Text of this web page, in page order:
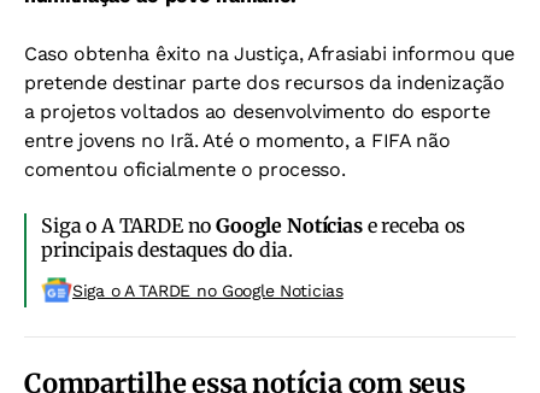
Caso obtenha êxito na Justiça, Afrasiabi informou que
pretende destinar parte dos recursos da indenização
a projetos voltados ao desenvolvimento do esporte
entre jovens no Irã. Até o momento, a FIFA não
comentou oficialmente o processo.
Siga o A TARDE noGoogle Notíciase receba os
principais destaques do dia.
Siga o A TARDE no Google Noticias
Compartilhe essa notícia com seus